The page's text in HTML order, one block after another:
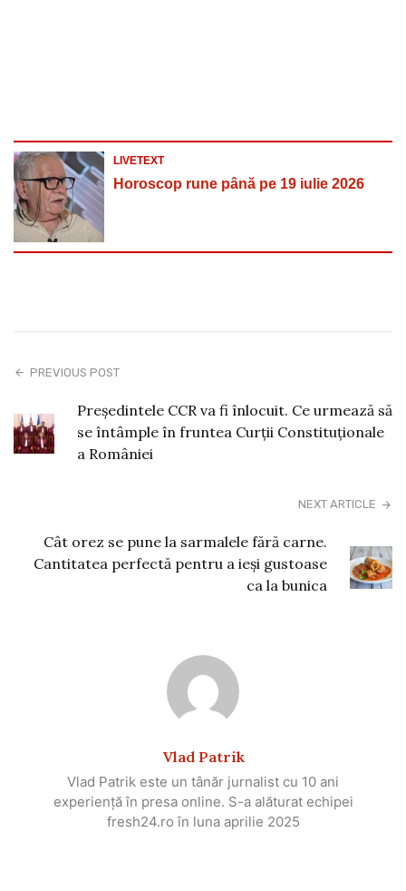
LIVETEXT
Horoscop rune până pe 19 iulie 2026
PREVIOUS POST
Președintele CCR va fi înlocuit. Ce urmează să
se întâmple în fruntea Curții Constituționale
a României
NEXT ARTICLE
Cât orez se pune la sarmalele fără carne.
Cantitatea perfectă pentru a ieși gustoase
ca la bunica
Vlad Patrik
Vlad Patrik este un tânăr jurnalist cu 10 ani
experiență în presa online. S-a alăturat echipei
fresh24.ro în luna aprilie 2025